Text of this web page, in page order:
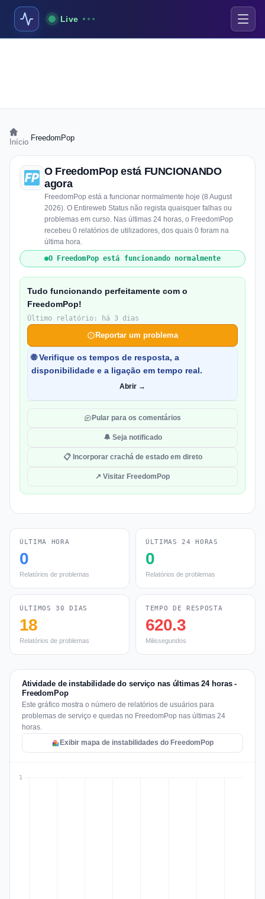
Live
Início FreedomPop
O FreedomPop está FUNCIONANDO
agora
FreedomPop está a funcionar normalmente hoje (8 August
2026). O Entireweb Status não regista quaisquer falhas ou
problemas em curso. Nas últimas 24 horas, o FreedomPop
recebeu 0 relatórios de utilizadores, dos quais 0 foram na
última hora.
O FreedomPop está funcionando normalmente
Tudo funcionando perfeitamente com o
FreedomPop!
Último relatório: há 3 dias
Reportar um problema
🌐 Verifique os tempos de resposta, a
disponibilidade e a ligação em tempo real.
Abrir →
Pular para os comentários
🔔 Seja notificado
📋 Incorporar crachá de estado em direto
↗ Visitar FreedomPop
ÚLTIMA HORA
0
Relatórios de problemas
ÚLTIMAS 24 HORAS
0
Relatórios de problemas
ÚLTIMOS 30 DIAS
18
Relatórios de problemas
TEMPO DE RESPOSTA
620.3
Milissegundos
Atividade de instabilidade do serviço nas últimas 24 horas -
FreedomPop
Este gráfico mostra o número de relatórios de usuários para
problemas de serviço e quedas no FreedomPop nas últimas 24
horas.
Exibir mapa de instabilidades do FreedomPop